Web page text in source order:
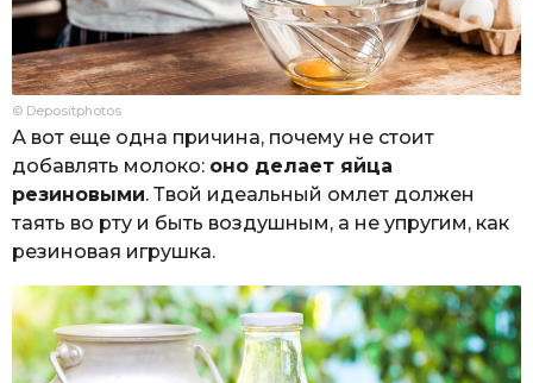
© Depositphotos
А вот еще одна причина, почему не стоит
добавлять молоко: оно делает яйца
резиновыми. Твой идеальный омлет должен
таять во рту и быть воздушным, а не упругим, как
резиновая игрушка.